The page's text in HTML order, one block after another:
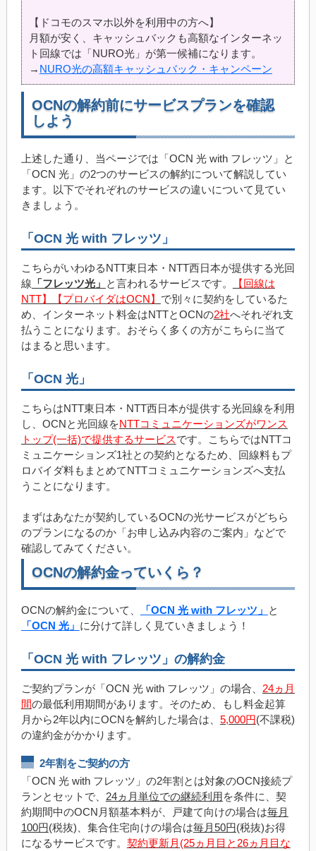
【ドコモのスマホ以外を利用中の方へ】
月額が安く、キャッシュバックも高額なインターネッ
ト回線では「NURO光」が第一候補になります。
→ NURO光の高額キャッシュバック・キャンペーン
OCNの解約前にサービスプランを確認
しよう
上述した通り、当ページでは「OCN 光 with フレッツ」と
「OCN 光」の2つのサービスの解約について解説してい
ます。以下でそれぞれのサービスの違いについて見てい
きましょう。
「OCN 光 with フレッツ」
こちらがいわゆるNTT東日本・NTT西日本が提供する光回
線 「フレッツ光」 と言われるサービスです。
【回線は
NTT】【プロバイダはOCN】 で別々に契約をしているた
め、インターネット料金はNTTとOCNの2社へそれぞれ支
払うことになります。おそらく多くの方がこちらに当て
はまると思います。
「OCN 光」
こちらはNTT東日本・NTT西日本が提供する光回線を利用
し、OCNと光回線をNTTコミュニケーションズがワンス
トップ(一括)で提供するサービスです。こちらではNTTコ
ミュニケーションズ1社との契約となるため、回線料もプ
ロバイダ料もまとめてNTTコミュニケーションズへ支払
うことになります。
まずはあなたが契約しているOCNの光サービスがどちら
のプランになるのか「お申し込み内容のご案内」などで
確認してみてください。
OCNの解約金っていくら？
OCNの解約金について、 「OCN 光 with フレッツ」 と
「OCN 光」 に分けて詳しく見ていきましょう！
「OCN 光 with フレッツ」の解約金
ご契約プランが「OCN 光 with フレッツ」の場合、 24ヵ月
間の最低利用期間があります。そのため、もし料金起算
月から2年以内にOCNを解約した場合は、 5,000円(不課税)
の違約金がかかります。
2年割をご契約の方
「OCN 光 with フレッツ」の2年割とは対象のOCN接続プ
ランとセットで、 24ヵ月単位での継続利用を条件に、契
約期間中のOCN月額基本料が、戸建て向けの場合は毎月
100円(税抜)、集合住宅向けの場合は毎月50円(税抜)お得
になるサービスです。 契約更新月(25ヵ月目と26ヵ月目な